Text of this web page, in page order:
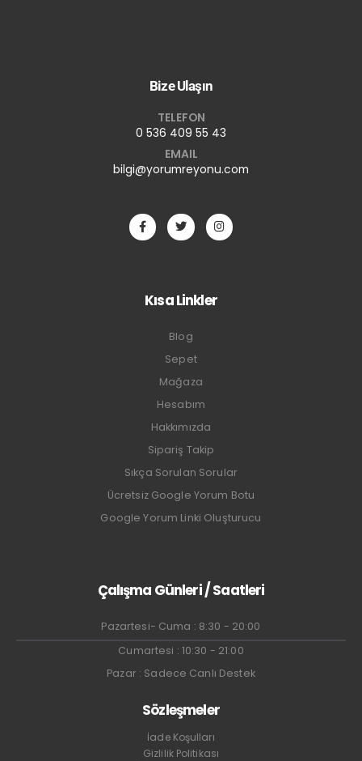
Bize Ulaşın
TELEFON
0 536 409 55 43
EMAIL
bilgi@yorumreyonu.com
Kısa Linkler
Blog
Sepet
Mağaza
Hesabım
Hakkımızda
Sipariş Takip
Sıkça Sorulan Sorular
Ücretsiz Google Yorum Botu
Google Yorum Linki Oluşturucu
Çalışma Günleri / Saatleri
Pazartesi- Cuma : 8:30 - 20:00
Cumartesi : 10:30 - 21:00
Pazar : Sadece Canlı Destek
Sözleşmeler
İade Koşulları
Gizlilik Politikası